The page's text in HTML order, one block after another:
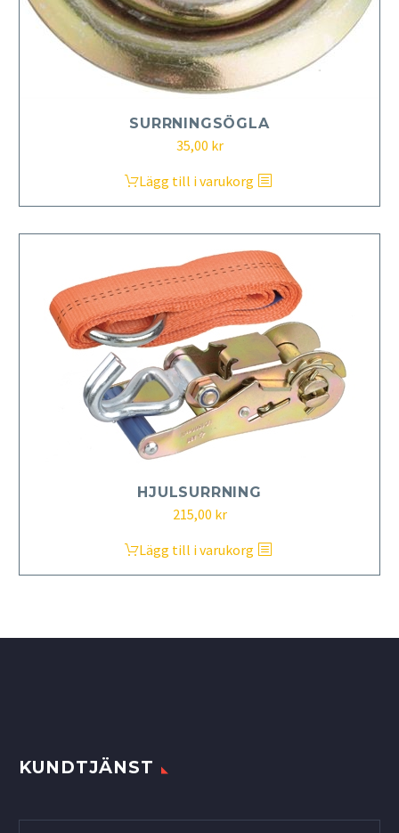
SURRNINGSÖGLA
35,00 kr
Lägg till i varukorg
HJULSURRNING
215,00 kr
Lägg till i varukorg
KUNDTJÄNST